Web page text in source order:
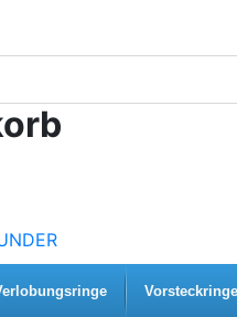
Vorsteckringe